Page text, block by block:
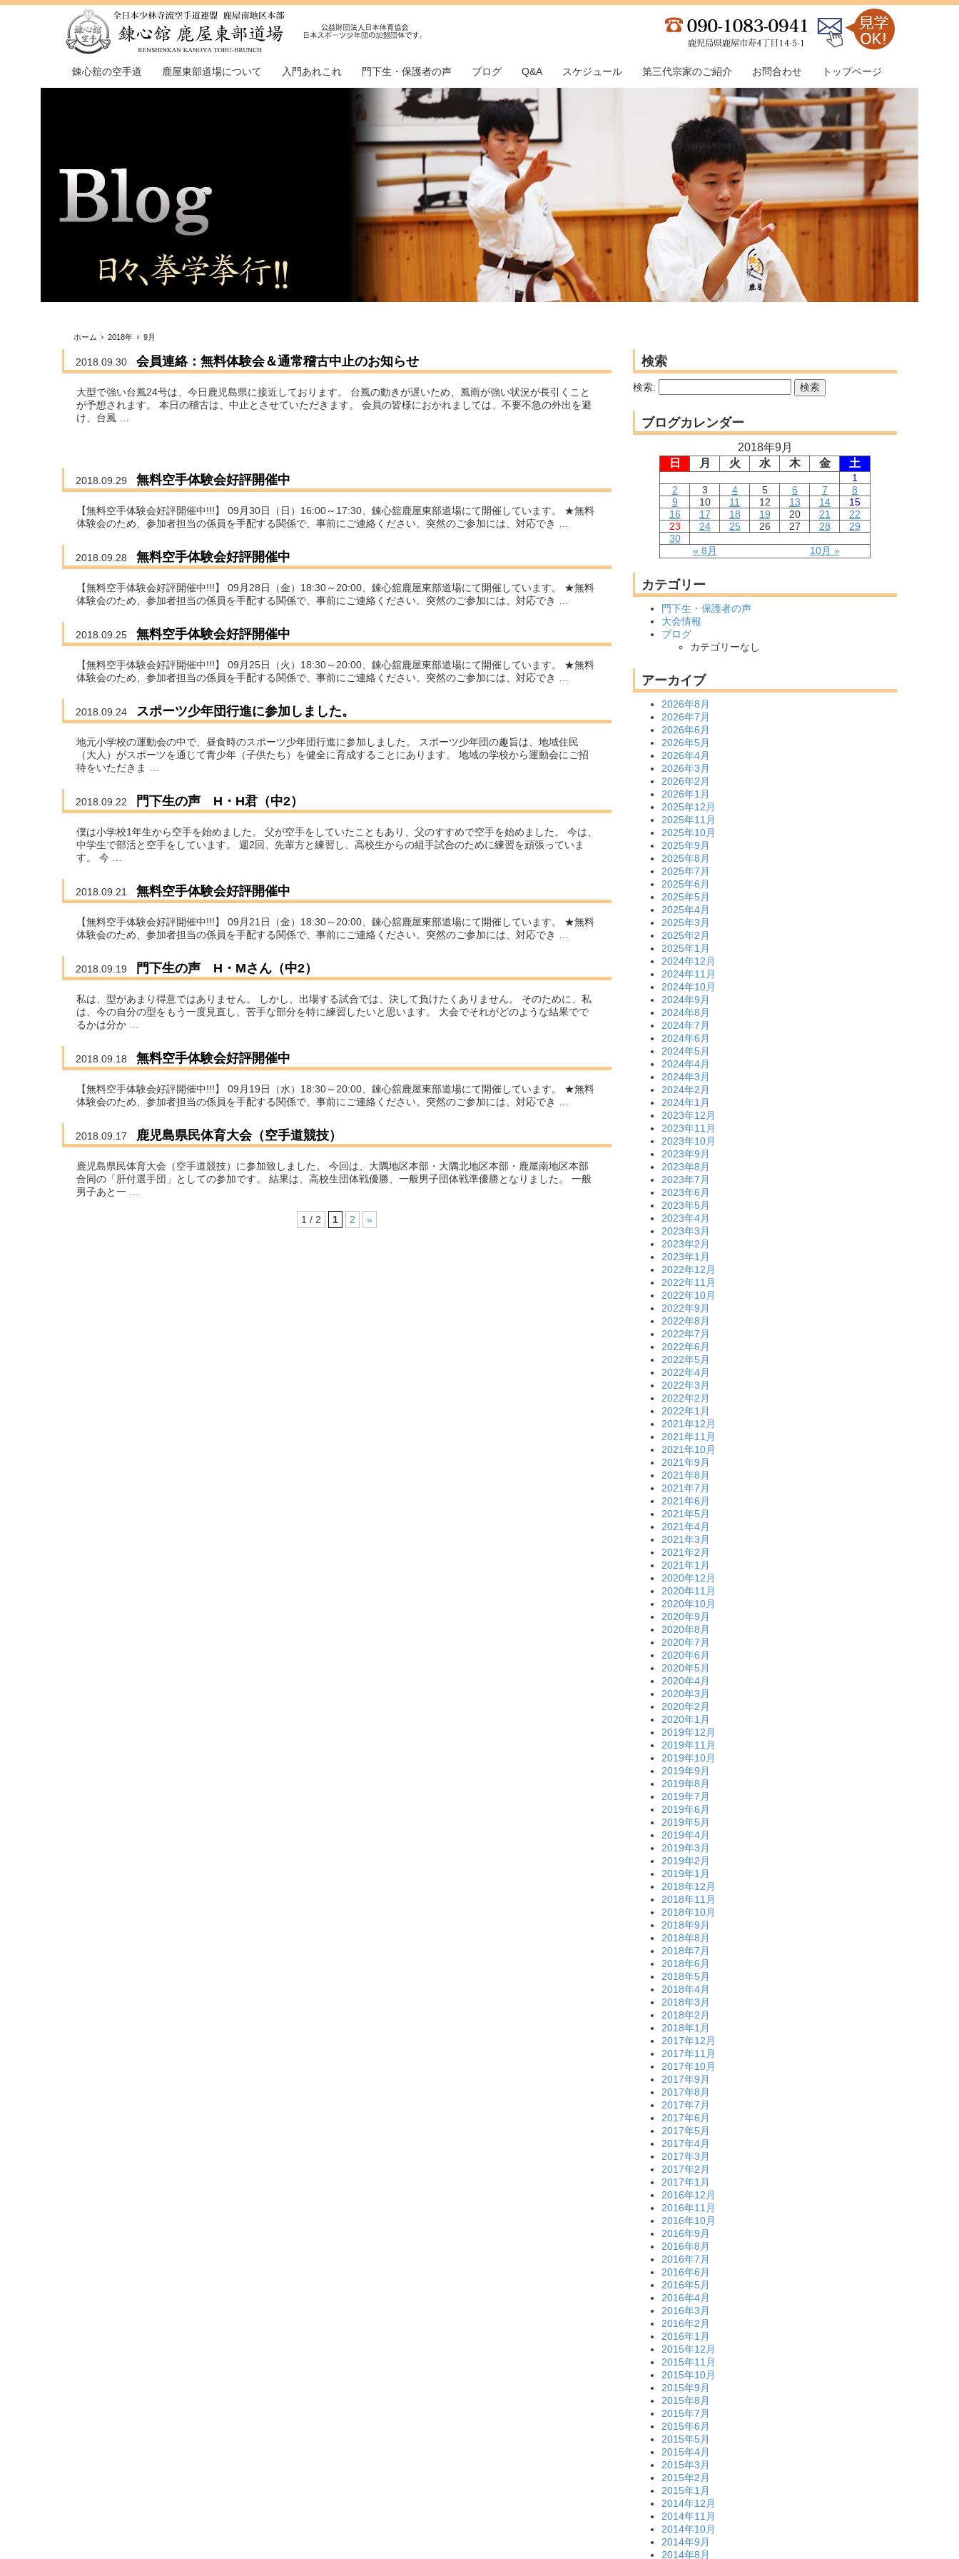
錬心舘の空手道 鹿屋東部道場について 入門あれこれ 門下生・保護者の声 ブログ Q&A スケジュール 第三代宗家のご紹介 お問合わせ トップページ
ホーム 2018年 9月
2018.09.30 会員連絡：無料体験会＆通常稽古中止のお知らせ
大型で強い台風24号は、今日鹿児島県に接近しております。 台風の動きが遅いため、風雨が強い状況が長引くこと
が予想されます。 本日の稽古は、中止とさせていただきます。 会員の皆様におかれましては、不要不急の外出を避
け、台風 …
2018.09.29 無料空手体験会好評開催中
【無料空手体験会好評開催中!!!】 09月30日（日）16:00～17:30、錬心舘鹿屋東部道場にて開催しています。 ★無料
体験会のため、参加者担当の係員を手配する関係で、事前にご連絡ください。突然のご参加には、対応でき …
2018.09.28 無料空手体験会好評開催中
【無料空手体験会好評開催中!!!】 09月28日（金）18:30～20:00、錬心舘鹿屋東部道場にて開催しています。 ★無料
体験会のため、参加者担当の係員を手配する関係で、事前にご連絡ください。突然のご参加には、対応でき …
2018.09.25 無料空手体験会好評開催中
【無料空手体験会好評開催中!!!】 09月25日（火）18:30～20:00、錬心舘鹿屋東部道場にて開催しています。 ★無料
体験会のため、参加者担当の係員を手配する関係で、事前にご連絡ください。突然のご参加には、対応でき …
2018.09.24 スポーツ少年団行進に参加しました。
地元小学校の運動会の中で、昼食時のスポーツ少年団行進に参加しました。 スポーツ少年団の趣旨は、地域住民
（大人）がスポーツを通じて青少年（子供たち）を健全に育成することにあります。 地域の学校から運動会にご招
待をいただきま …
2018.09.22 門下生の声 H・H君（中2）
僕は小学校1年生から空手を始めました。 父が空手をしていたこともあり、父のすすめで空手を始めました。 今は、
中学生で部活と空手をしています。 週2回、先輩方と練習し、高校生からの組手試合のために練習を頑張っていま
す。 今 …
2018.09.21 無料空手体験会好評開催中
【無料空手体験会好評開催中!!!】 09月21日（金）18:30～20:00、錬心舘鹿屋東部道場にて開催しています。 ★無料
体験会のため、参加者担当の係員を手配する関係で、事前にご連絡ください。突然のご参加には、対応でき …
2018.09.19 門下生の声 H・Mさん（中2）
私は、型があまり得意ではありません。 しかし、出場する試合では、決して負けたくありません。 そのために、私
は、今の自分の型をもう一度見直し、苦手な部分を特に練習したいと思います。 大会でそれがどのような結果でで
るかは分か …
2018.09.18 無料空手体験会好評開催中
【無料空手体験会好評開催中!!!】 09月19日（水）18:30～20:00、錬心舘鹿屋東部道場にて開催しています。 ★無料
体験会のため、参加者担当の係員を手配する関係で、事前にご連絡ください。突然のご参加には、対応でき …
2018.09.17 鹿児島県民体育大会（空手道競技）
鹿児島県民体育大会（空手道競技）に参加致しました。 今回は、大隅地区本部・大隅北地区本部・鹿屋南地区本部
合同の「肝付選手団」としての参加です。 結果は、高校生団体戦優勝、一般男子団体戦準優勝となりました。 一般
男子あと一 …
1 / 2 1 2 »
検索
検索:
ブログカレンダー
2018年9月
日
月 火 水 木 金 土
« 8月 10月 »
1
2
3 4 5 6 7
8
9
10 11 12 13 14
15
16
17 18 19 20 21
22
23
24 25 26 27 28
29
30
カテゴリー
門下生・保護者の声
大会情報
ブログ
カテゴリーなし
アーカイブ
2026年8月
2026年7月
2026年6月
2026年5月
2026年4月
2026年3月
2026年2月
2026年1月
2025年12月
2025年11月
2025年10月
2025年9月
2025年8月
2025年7月
2025年6月
2025年5月
2025年4月
2025年3月
2025年2月
2025年1月
2024年12月
2024年11月
2024年10月
2024年9月
2024年8月
2024年7月
2024年6月
2024年5月
2024年4月
2024年3月
2024年2月
2024年1月
2023年12月
2023年11月
2023年10月
2023年9月
2023年8月
2023年7月
2023年6月
2023年5月
2023年4月
2023年3月
2023年2月
2023年1月
2022年12月
2022年11月
2022年10月
2022年9月
2022年8月
2022年7月
2022年6月
2022年5月
2022年4月
2022年3月
2022年2月
2022年1月
2021年12月
2021年11月
2021年10月
2021年9月
2021年8月
2021年7月
2021年6月
2021年5月
2021年4月
2021年3月
2021年2月
2021年1月
2020年12月
2020年11月
2020年10月
2020年9月
2020年8月
2020年7月
2020年6月
2020年5月
2020年4月
2020年3月
2020年2月
2020年1月
2019年12月
2019年11月
2019年10月
2019年9月
2019年8月
2019年7月
2019年6月
2019年5月
2019年4月
2019年3月
2019年2月
2019年1月
2018年12月
2018年11月
2018年10月
2018年9月
2018年8月
2018年7月
2018年6月
2018年5月
2018年4月
2018年3月
2018年2月
2018年1月
2017年12月
2017年11月
2017年10月
2017年9月
2017年8月
2017年7月
2017年6月
2017年5月
2017年4月
2017年3月
2017年2月
2017年1月
2016年12月
2016年11月
2016年10月
2016年9月
2016年8月
2016年7月
2016年6月
2016年5月
2016年4月
2016年3月
2016年2月
2016年1月
2015年12月
2015年11月
2015年10月
2015年9月
2015年8月
2015年7月
2015年6月
2015年5月
2015年4月
2015年3月
2015年2月
2015年1月
2014年12月
2014年11月
2014年10月
2014年9月
2014年8月